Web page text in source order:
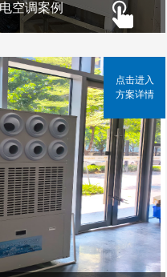
空调案例
点击进入
方案详情